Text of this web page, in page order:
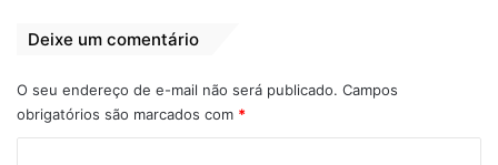
Graças foi amarrada e amordaçada e
acabou sendo asfixiada por
estrangulamento. Já Talita levou várias
Deixe um comentário
O seu endereço de e-mail não será publicado. Campos
obrigatórios são marcados com *